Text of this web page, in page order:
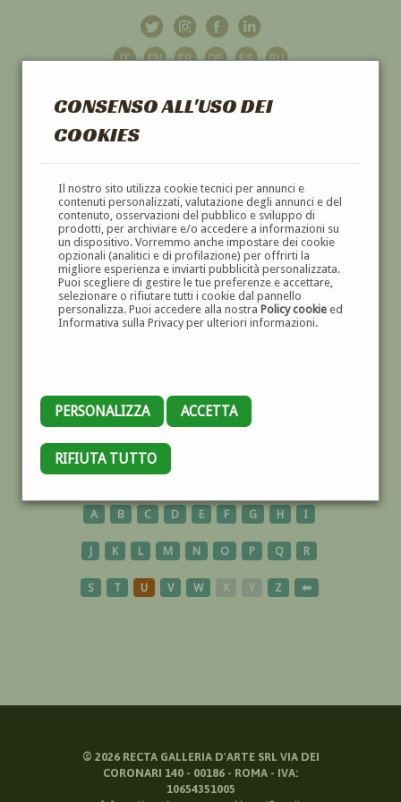
CONSENSO ALL'USO DEI
COOKIES
Il nostro sito utilizza cookie tecnici per annunci e
contenuti personalizzati, valutazione degli annunci e del
contenuto, osservazioni del pubblico e sviluppo di
prodotti, per archiviare e/o accedere a informazioni su
un dispositivo. Vorremmo anche impostare dei cookie
opzionali (analitici e di profilazione) per offrirti la
migliore esperienza e inviarti pubblicità personalizzata.
Puoi scegliere di gestire le tue preferenze e accettare,
selezionare o rifiutare tutti i cookie dal pannello
personalizza. Puoi accedere alla nostra Policy cookieed
Informativa sulla Privacy per ulteriori informazioni.
PERSONALIZZA ACCETTA
RIFIUTA TUTTO
GALLERIAD'ARTE
DIPINTI E SCULTURE '800 E '900
NIZZA
A B C D E F G H I
J K L M N O P Q R
S T U V W X Y Z ⬅
© 2026RECTA GALLERIA D'ARTE SRL VIA DEI
CORONARI 140 - 00186 - ROMA - IVA:
10654351005